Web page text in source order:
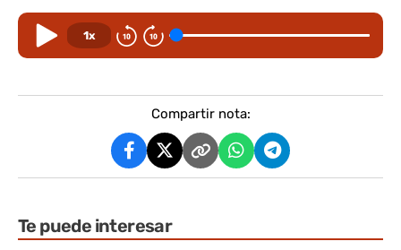
1x
Compartir nota:
Te puede interesar